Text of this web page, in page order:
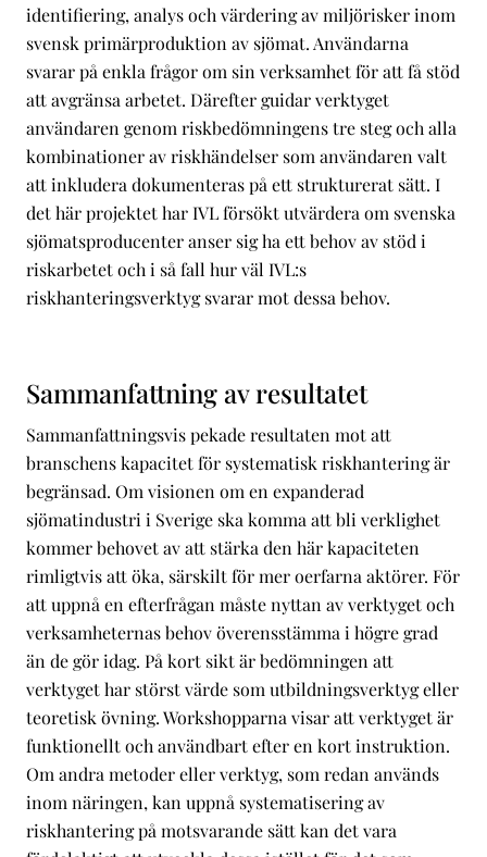
identifiering, analys och värdering av miljörisker inom
svensk primärproduktion av sjömat. Användarna
svarar på enkla frågor om sin verksamhet för att få stöd
att avgränsa arbetet. Därefter guidar verktyget
användaren genom riskbedömningens tre steg och alla
kombinationer av riskhändelser som användaren valt
att inkludera dokumenteras på ett strukturerat sätt. I
det här projektet har IVL försökt utvärdera om svenska
sjömatsproducenter anser sig ha ett behov av stöd i
riskarbetet och i så fall hur väl IVL:s
riskhanteringsverktyg svarar mot dessa behov.
Sammanfattning av resultatet
Sammanfattningsvis pekade resultaten mot att
branschens kapacitet för systematisk riskhantering är
begränsad. Om visionen om en expanderad
sjömatindustri i Sverige ska komma att bli verklighet
kommer behovet av att stärka den här kapaciteten
rimligtvis att öka, särskilt för mer oerfarna aktörer. För
att uppnå en efterfrågan måste nyttan av verktyget och
verksamheternas behov överensstämma i högre grad
än de gör idag. På kort sikt är bedömningen att
verktyget har störst värde som utbildningsverktyg eller
teoretisk övning. Workshopparna visar att verktyget är
funktionellt och användbart efter en kort instruktion.
Om andra metoder eller verktyg, som redan används
inom näringen, kan uppnå systematisering av
riskhantering på motsvarande sätt kan det vara